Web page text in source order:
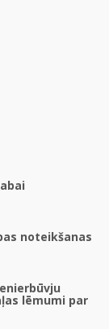
noteikšanas
lēmumi par